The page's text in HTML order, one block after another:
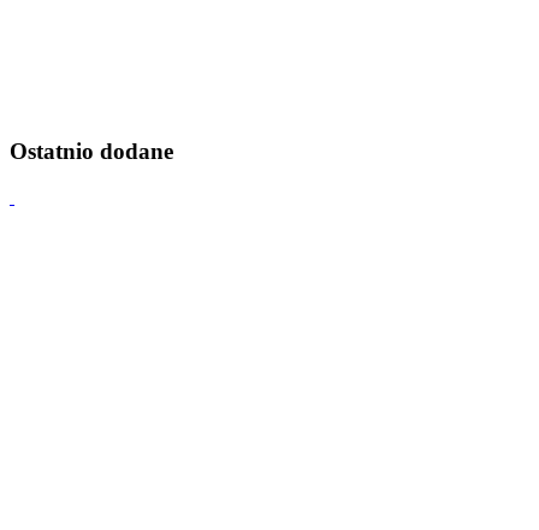
Ostatnio dodane